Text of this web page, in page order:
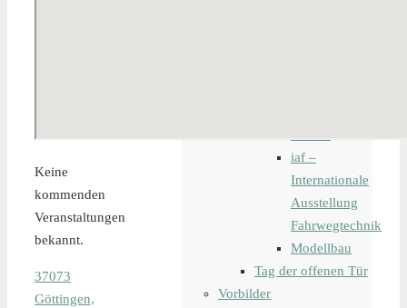
Keine
kommenden
Veranstaltungen
bekannt.
37073
Göttingen,
iaf –
Internationale
Ausstellung
Fahrwegtechnik
Modellbau
Tag der offenen Tür
Vorbilder